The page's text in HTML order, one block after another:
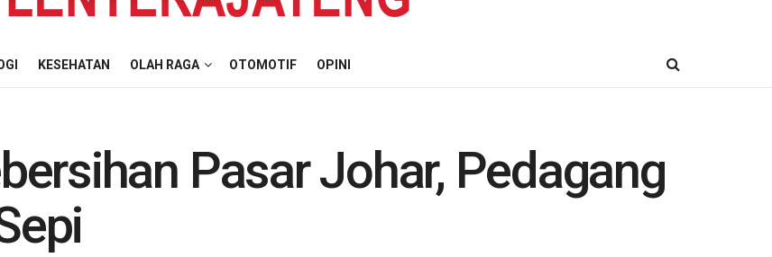
KESEHATAN OLAH RAGA OTOMOTIF OPINI
Pasar Johar, Pedagang